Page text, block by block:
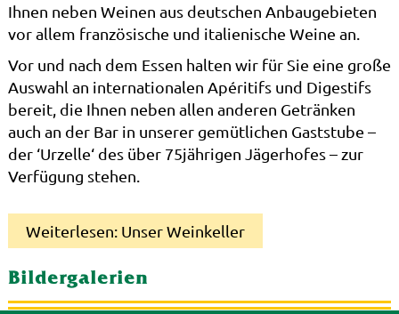
Ihnen neben Weinen aus deutschen Anbaugebieten
vor allem französische und italienische Weine an.
Vor und nach dem Essen halten wir für Sie eine große
Auswahl an internationalen Apéritifs und Digestifs
bereit, die Ihnen neben allen anderen Getränken
auch an der Bar in unserer gemütlichen Gaststube –
der ‘Urzelle‘ des über 75jährigen Jägerhofes – zur
Verfügung stehen.
Weiterlesen: Unser Weinkeller
Bildergalerien